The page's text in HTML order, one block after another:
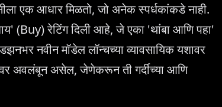
एक आधार मिळतो, जो अनेक स्पर्धकांकडे नाही.
(Buy) रेटिंग दिली आहे, जे एका 'थांबा आणि पहा'
नवीन मॉडेल लॉन्चच्या व्यावसायिक यशावर
अवलंबून असेल, जेणेकरून ती गर्दीच्या आणि